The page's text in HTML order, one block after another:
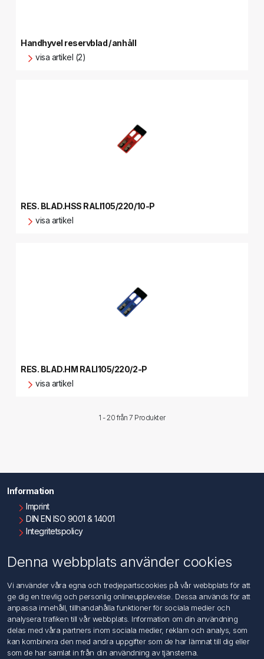
Handhyvel reservblad / anhåll
visa artikel (2)
RES. BLAD.HSS RALI105/220/10-P
visa artikel
RES. BLAD.HM RALI105/220/2-P
visa artikel
1 - 20 från7 Produkter
Information
Imprint
DIN EN ISO 9001 & 14001
Integritetspolicy
Kontakta oss
Kundtjänst
Sök
Mitt konto
Denna webbplats använder cookies
Vi använder våra egna och tredjepartscookies på vår webbplats för att
ge dig en trevlig och personlig onlineupplevelse. Dessa används för att
anpassa innehåll, tillhandahålla funktioner för sociala medier och
analysera trafiken till vår webbplats. Information om din användning
delas med våra partners inom sociala medier, reklam och analys, som
kan kombinera den med andra uppgifter som de har lämnat till dig eller
som de har samlat in från din användning av tjänsterna.